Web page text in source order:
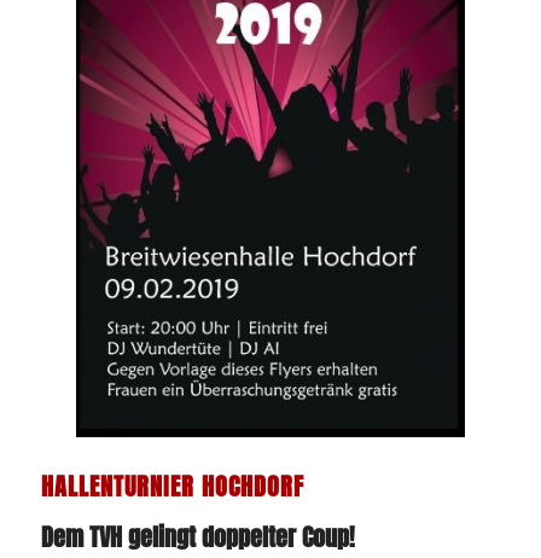
HALLENTURNIER HOCHDORF
Dem TVH gelingt doppelter Coup!